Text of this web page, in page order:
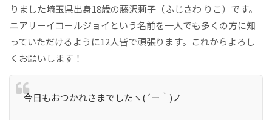
りました埼玉県出身18歳の藤沢莉子（ふじさわ りこ）です。
ニアリーイコールジョイという名前を一人でも多くの方に知
っていただけるように12人皆で頑張ります。これからよろし
くお願いします！
今日もおつかれさまでしたヽ(´ー｀)ノ